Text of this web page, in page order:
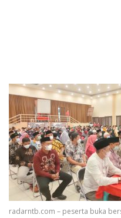
radarntb.com – peserta buka